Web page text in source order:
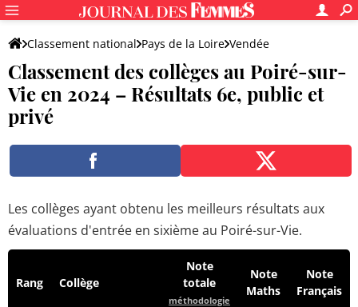
Classement national Pays de la Loire Vendée
Le Poiré-sur-Vie
Classement des collèges au Poiré-sur-
Vie en 2024 – Résultats 6e, public et
privé
Les collèges ayant obtenu les meilleurs résultats aux
évaluations d'entrée en sixième au Poiré-sur-Vie.
Rang Collège
Note
totale
méthodologie
Note
Maths
Note
Français